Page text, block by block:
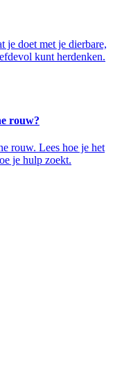
je doet met je dierbare,
kunt herdenken.
rouw?
rouw. Lees hoe je het
je hulp zoekt.